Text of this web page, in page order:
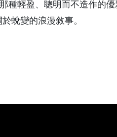
輕盈、聰明而不造作的優
蛻變的浪漫敘事。